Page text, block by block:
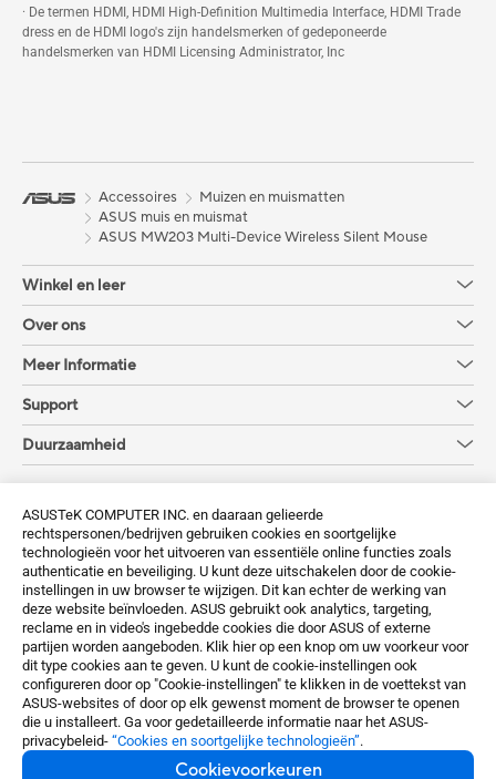
ASUSTeK COMPUTER INC. en daaraan gelieerde
rechtspersonen/bedrijven gebruiken cookies en soortgelijke
technologieën voor het uitvoeren van essentiële online functies zoals
authenticatie en beveiliging. U kunt deze uitschakelen door de cookie-
instellingen in uw browser te wijzigen. Dit kan echter de werking van
deze website beïnvloeden. ASUS gebruikt ook analytics, targeting,
reclame en in video's ingebedde cookies die door ASUS of externe
partijen worden aangeboden. Klik hier op een knop om uw voorkeur voor
dit type cookies aan te geven. U kunt de cookie-instellingen ook
configureren door op "Cookie-instellingen" te klikken in de voettekst van
ASUS-websites of door op elk gewenst moment de browser te openen
die u installeert. Ga voor gedetailleerde informatie naar het ASUS-
privacybeleid- “Cookies en soortgelijke technologieën”.
Cookievoorkeuren
· De termen HDMI, HDMI High-Definition Multimedia Interface, HDMI Trade
dress en de HDMI logo's zijn handelsmerken of gedeponeerde
handelsmerken van HDMI Licensing Administrator, Inc
Accessoires
Muizen en muismatten
ASUS muis en muismat
ASUS MW203 Multi-Device Wireless Silent Mouse
Winkel en leer
Over ons
Meer Informatie
Support
Duurzaamheid
Aanmelden
Belgium / Nederlands
©ASUSTeK Computer Inc. All rights reserved.
Privacy Policy Cookievoorkeuren